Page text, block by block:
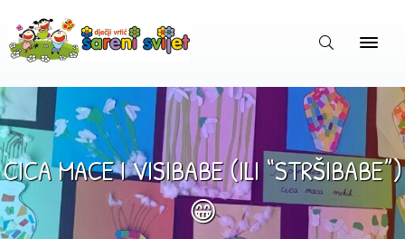
CICA MACE I VISIBABE (ILI “STRŠIBABE”)
😁